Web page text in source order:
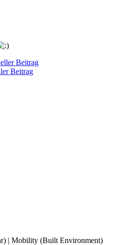
Beitrag
Beitrag
| Mobility (Built Environment)